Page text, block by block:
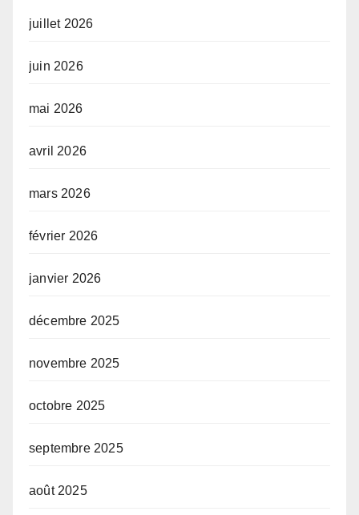
juillet 2026
juin 2026
mai 2026
avril 2026
mars 2026
février 2026
janvier 2026
décembre 2025
novembre 2025
octobre 2025
septembre 2025
août 2025